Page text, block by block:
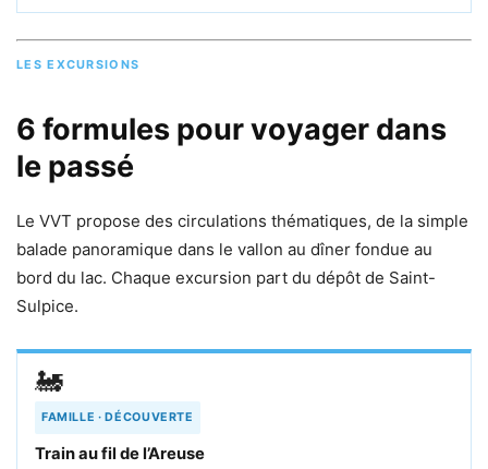
LES EXCURSIONS
6 formules pour voyager dans
le passé
Le VVT propose des circulations thématiques, de la simple
balade panoramique dans le vallon au dîner fondue au
bord du lac. Chaque excursion part du dépôt de Saint-
Sulpice.
🚂
FAMILLE · DÉCOUVERTE
Train au fil de l’Areuse